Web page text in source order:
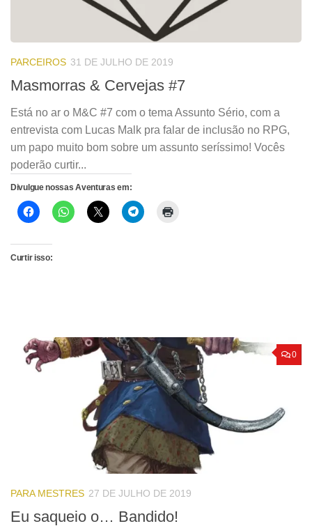
PARCEIROS 31 DE JULHO DE 2019
Masmorras & Cervejas #7
Está no ar o M&C #7 com o tema Assunto Sério, com a
entrevista com Lucas Malk pra falar de inclusão no RPG,
um papo muito bom sobre um assunto seríssimo! Vocês
poderão curtir...
Divulgue nossas Aventuras em:
Curtir isso:
0
PARA MESTRES 27 DE JULHO DE 2019
Eu saqueio o… Bandido!